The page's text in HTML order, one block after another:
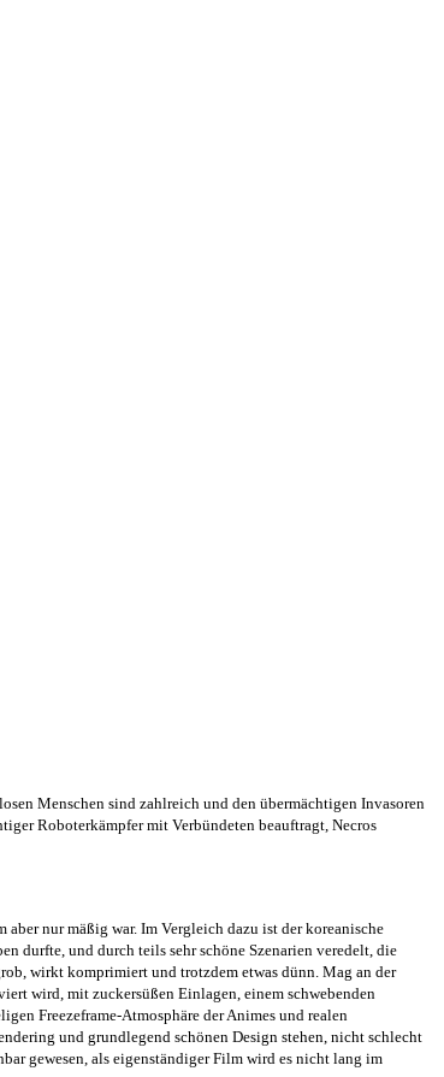
Menschen sind zahlreich und den übermächtigen Invasoren
Roboterkämpfer mit Verbündeten beauftragt, Necros
nur mäßig war. Im Vergleich dazu ist der koreanische
durfte, und durch teils sehr schöne Szenarien veredelt, die
wirkt komprimiert und trotzdem etwas dünn. Mag an der
wird, mit zuckersüßen Einlagen, einem schwebenden
Freezeframe-Atmosphäre der Animes und realen
und grundlegend schönen Design stehen, nicht schlecht
gewesen, als eigenständiger Film wird es nicht lang im